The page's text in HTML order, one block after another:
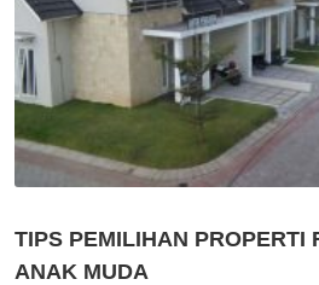
TIPS PEMILIHAN PROPERTI
ANAK MUDA